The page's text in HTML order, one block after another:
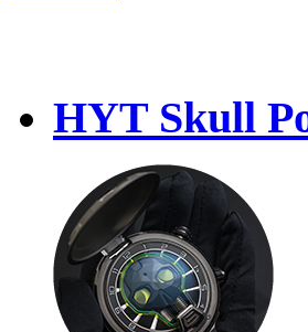
HYT Skull